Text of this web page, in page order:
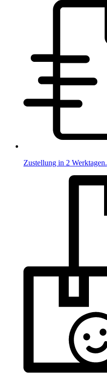
Zustellung in 2 Werktagen.